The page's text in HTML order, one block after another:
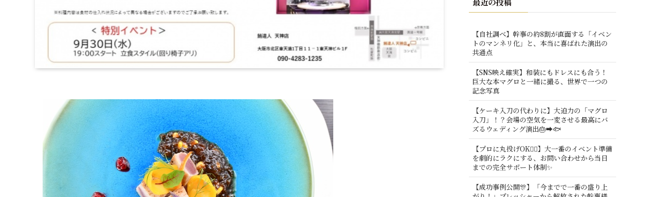
最近の投稿
【自社調べ】幹事の約8割が直面する「イベン
トのマンネリ化」と、本当に喜ばれた演出の
共通点
【SNS映え確実】和装にもドレスにも合う！
巨大な本マグロと一緒に撮る、世界で一つの
記念写真
【ケーキ入刀の代わりに】大迫力の「マグロ
入刀」！？会場の空気を一変させる最高にバ
ズるウェディング演出🎂➡️🐟
【プロに丸投げOK🙆‍♂️】大一番のイベント準備
を劇的にラクにする、お問い合わせから当日
までの完全サポート体制✨
【成功事例公開🎊】「今までで一番の盛り上